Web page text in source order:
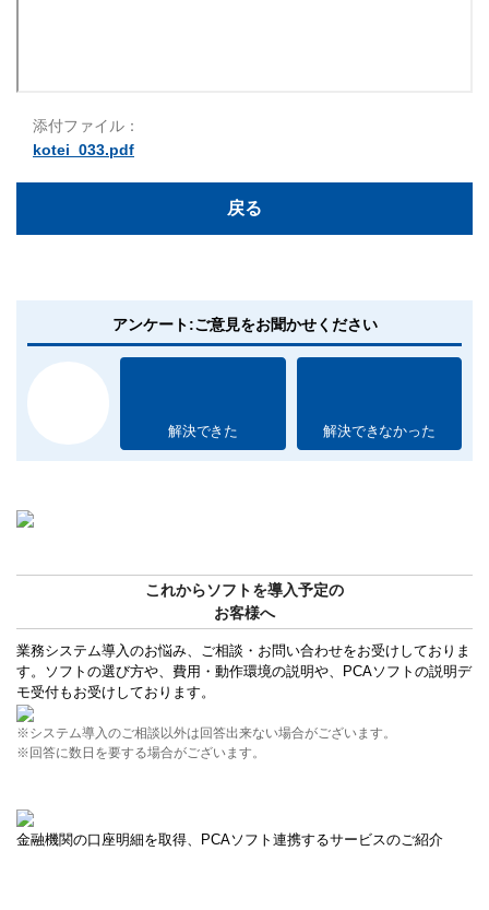
添付ファイル：
kotei_033.pdf
戻る
アンケート:ご意見をお聞かせください
解決できた 解決できなかった
これからソフトを導入予定の
お客様へ
業務システム導入のお悩み、ご相談・お問い合わせをお受けしておりま
す。ソフトの選び方や、費用・動作環境の説明や、PCAソフトの説明デ
モ受付もお受けしております。
※システム導入のご相談以外は回答出来ない場合がございます。
※回答に数日を要する場合がございます。
金融機関の口座明細を取得、PCAソフト連携するサービスのご紹介